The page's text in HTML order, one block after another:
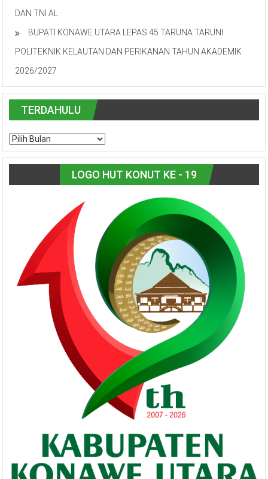
DAN TNI AL
BUPATI KONAWE UTARA LEPAS 45 TARUNA TARUNI
POLITEKNIK KELAUTAN DAN PERIKANAN TAHUN AKADEMIK
2026/2027
TERDAHULU
LOGO HUT KONUT KE - 19